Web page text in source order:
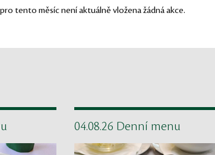
tento měsíc není aktuálně vložena žádná akce.
04.08.26 Denní menu